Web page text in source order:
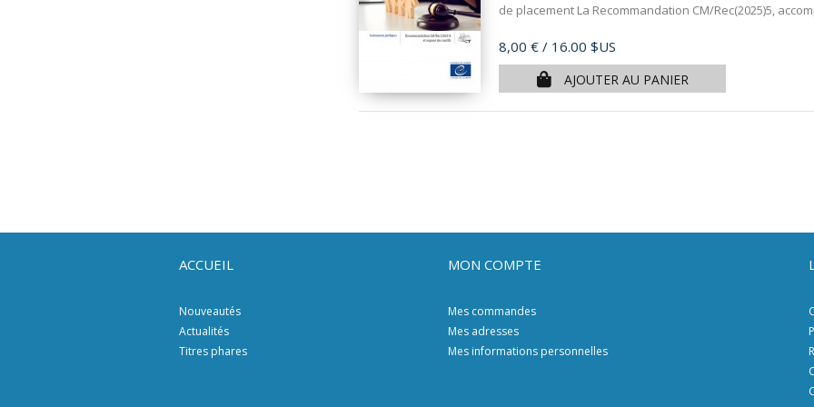
de placement La Recommandation CM/Rec(2025)5,
Prix
8,00 € / 16.00 $US
AJOUTER AU PANIER
ACCUEIL
Nouveautés
Actualités
Titres phares
MON COMPTE
Mes commandes
Mes adresses
Mes informations personnelles